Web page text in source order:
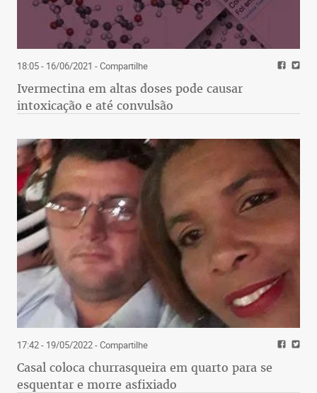
18:05 - 16/06/2021 - Compartilhe
Ivermectina em altas doses pode causar
intoxicação e até convulsão
17:42 - 19/05/2022- Compartilhe
Casal coloca churrasqueira em quarto para se
esquentar e morre asfixiado